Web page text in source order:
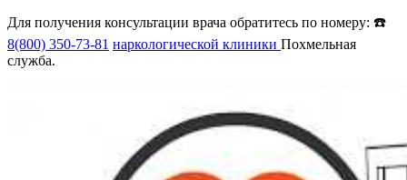
Для получения консультации врача обратитесь по номеру: ☎️
8(800) 350-73-81 наркологической клиники Похмельная
служба.